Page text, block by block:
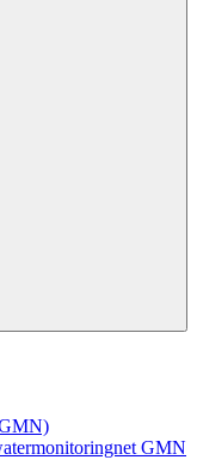
GMN